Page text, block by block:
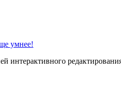
умнее!